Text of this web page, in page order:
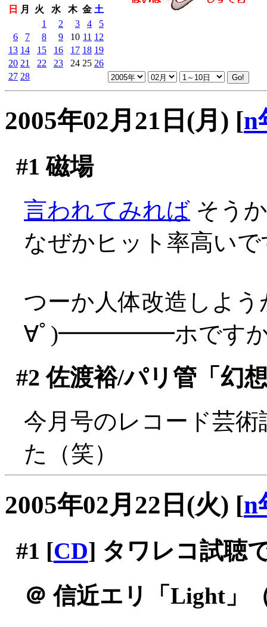
日
月 火 水 木 金 土
1
2 3 4
5
6
7 8 9 10 11 12
13 14 15 16 17 18 19
20 21 22 23 24 25 26
27 28
2005年02月21日(月) [n
#1 磁場
言われてみれば そう
なぜかヒット率高い
つーか人体改造し
∀ﾟ)━━━━━ホですか
#2 佐渡裕/パリ管「幻
今月号のレコード芸
た（笑）
2005年02月22日(火) [n
#1 [CD] タワレコ試聴
＠ 信近エリ「Light」